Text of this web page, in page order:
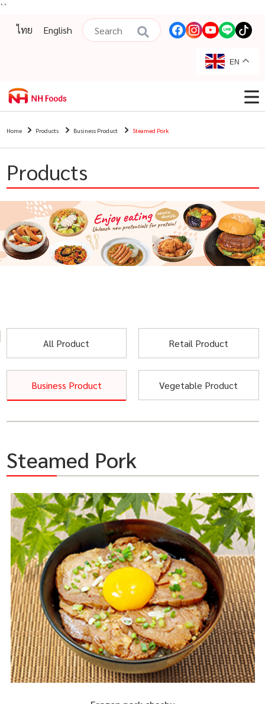
``
ไทย
English
EN
Home Products Business Product Steamed Pork
Products
All Product Retail Product
Business Product Vegetable Product
Steamed Pork